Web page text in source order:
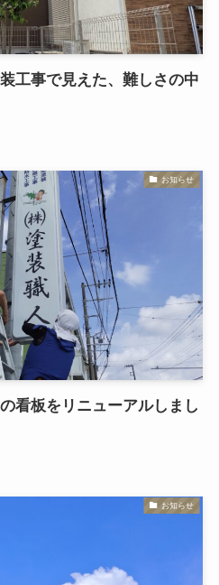
工事で見えた、難しさの中
お知らせ
看板をリニューアルしまし
お知らせ